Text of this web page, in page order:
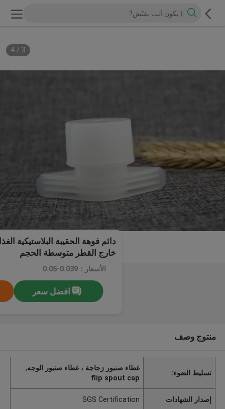
3
/
4
خارج القطر متوسطة الحجم
الأسعار：0.039-0.05
افضل سعر
منتوج وصف
تسليط الضوء:
غطاء صنبور زجاجة ، غطاء صنبور الوجه,
flip spout cap
إصدار الشهادات SGS Certification